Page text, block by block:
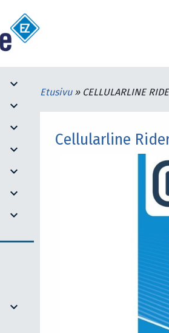
Etusivu »CELLULARLINE
Cellularline
expand_more
expand_more
expand_more
expand_more
expand_more
expand_more
expand_more
expand_more